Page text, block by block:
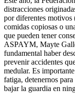
distracciones
por diferentes motivos
comidas copiosas o
que pueden tener
ASPAYM, Mayte
fundamental haber
prevenir accidentes
medular. Es
fatiga, detenernos
bajar la guardia en